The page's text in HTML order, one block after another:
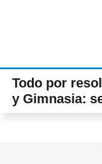
Todo por
y Gimnasia: